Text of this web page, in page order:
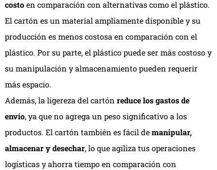
costoen comparación con alternativas como el plástico.
El cartón es un material ampliamente disponible y su
producción es menos costosa en comparación con el
plástico. Por su parte, el plástico puede ser más costoso y
su manipulación y almacenamiento pueden requerir
más espacio.
Además, la ligereza del cartón reduce los gastos de
envío, ya que no agrega un peso significativo a los
productos. El cartón también es fácil demanipular,
almacenar y desechar, lo que agiliza tus operaciones
logísticas y ahorra tiempo en comparación con